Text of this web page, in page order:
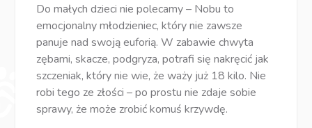
Do małych dzieci nie polecamy – Nobu to
emocjonalny młodzieniec, który nie zawsze
panuje nad swoją euforią. W zabawie chwyta
zębami, skacze, podgryza, potrafi się nakręcić jak
szczeniak, który nie wie, że waży już 18 kilo. Nie
robi tego ze złości – po prostu nie zdaje sobie
sprawy, że może zrobić komuś krzywdę.